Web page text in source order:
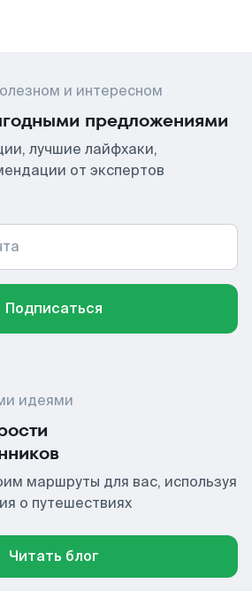
и интересном
предложениями
лучшие лайфхаки,
от экспертов
Подписаться
идеями
маршруты для вас, используя
о путешествиях
Читать блог